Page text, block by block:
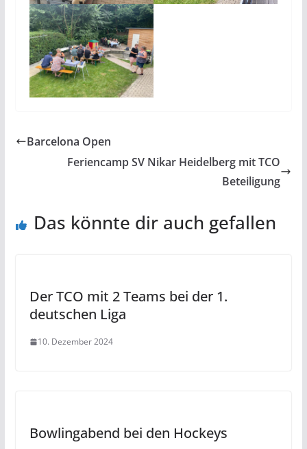
Barcelona Open
Feriencamp SV Nikar Heidelberg mit TCO
Beteiligung
Das könnte dir auch gefallen
Der TCO mit 2 Teams bei der 1.
deutschen Liga
10. Dezember 2024
Bowlingabend bei den Hockeys